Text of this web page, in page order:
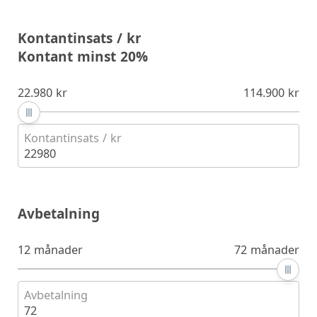
Kontantinsats / kr
Kontant minst 20%
22.980 kr 114.900 kr
Kontantinsats / kr
22980
Avbetalning
12 månader 72 månader
Avbetalning
72